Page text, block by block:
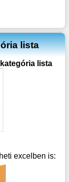
lista
lista
excelben is: